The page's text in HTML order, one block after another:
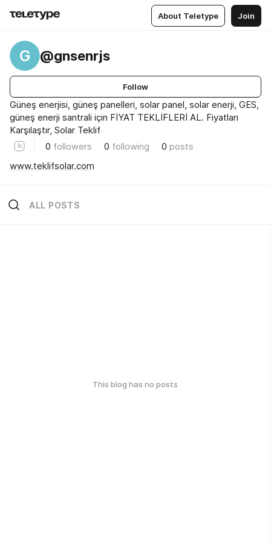
About Teletype Join
G @gnsenrjs
Follow
Güneş enerjisi​, güneş panelleri, solar panel, solar enerji, GES,
güneş enerji santrali için FİYAT TEKLİFLERİ AL. Fiyatları
Karşılaştır, Solar Teklif
0 followers 0 following 0 posts
www.teklifsolar.com
ALL POSTS
This blog has no posts